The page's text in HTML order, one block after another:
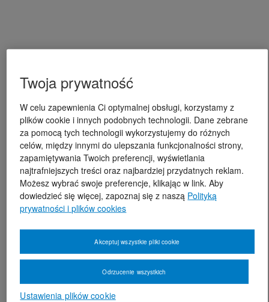
Twoja prywatność
W celu zapewnienia Ci optymalnej obsługi, korzystamy z
plików cookie i innych podobnych technologii. Dane zebrane
za pomocą tych technologii wykorzystujemy do różnych
celów, między innymi do ulepszania funkcjonalności strony,
zapamiętywania Twoich preferencji, wyświetlania
najtrafniejszych treści oraz najbardziej przydatnych reklam.
Możesz wybrać swoje preferencje, klikając w link. Aby
dowiedzieć się więcej, zapoznaj się z naszą Polityką
prywatności i plików cookies
Ustawienia plików cookie
Odrzucenie wszystkich
Akceptuj wszystkie pliki cookie